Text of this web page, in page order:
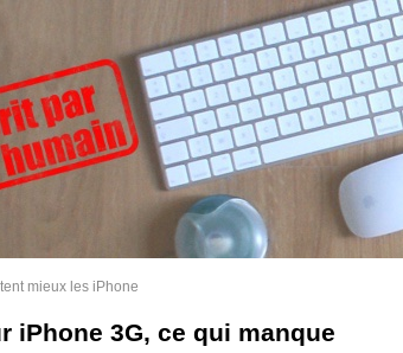
mieux les iPhone
iPhone 3G, ce qui manque